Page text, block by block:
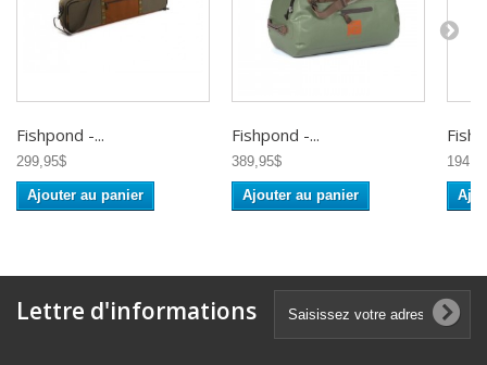
Fishpond -...
299,95$
Ajouter au panier
Fishpond -...
389,95$
Ajouter au panier
Lettre d'informations